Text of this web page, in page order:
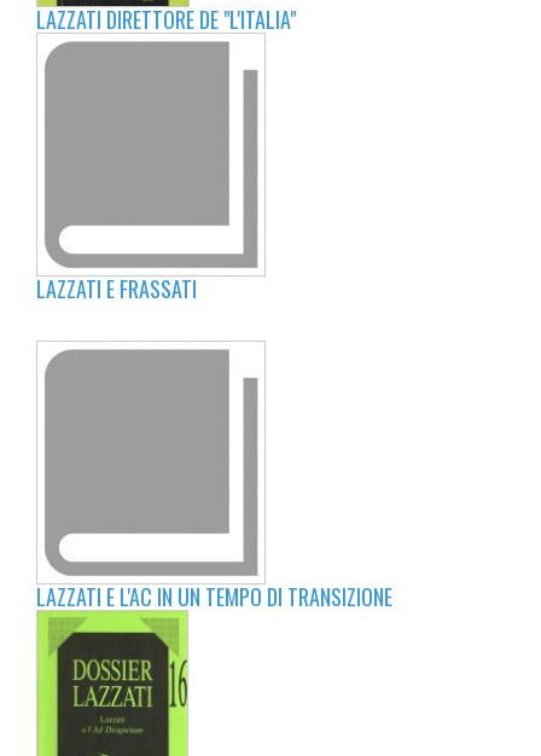
LAZZATI DIRETTORE DE "L'ITALIA"
LAZZATI E FRASSATI
LAZZATI E L'AC IN UN TEMPO DI TRANSIZIONE